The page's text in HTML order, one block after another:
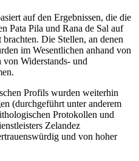
auf den Ergebnissen, die die
Pata Pila und Rana de Sal auf
Die Stellen, an denen
im Wesentlichen anhand von
Widerstands- und
Profils wurden weiterhin
(durchgeführt unter anderem
Protokollen und
Zelandez
und von hoher